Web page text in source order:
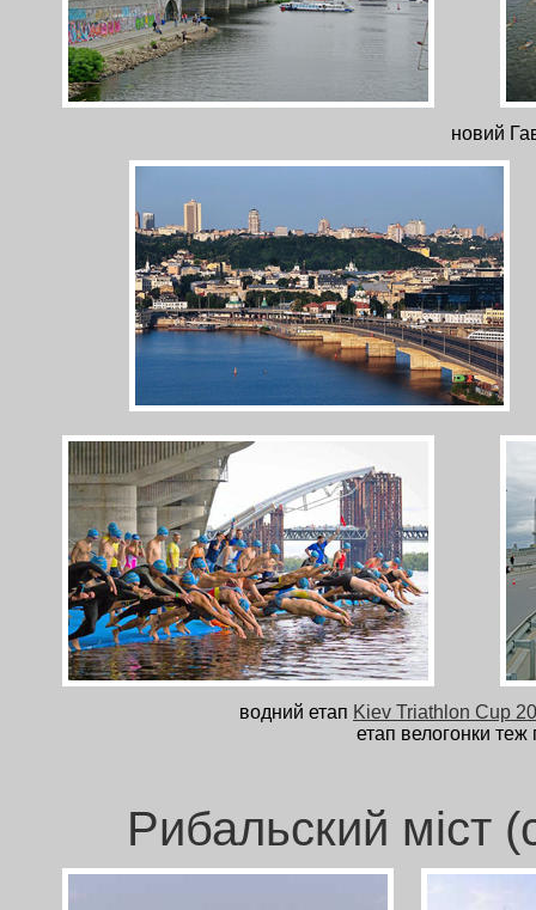
новий
водний етап Kiev Triathlon Cup
етап велогонки
Рибальский міст